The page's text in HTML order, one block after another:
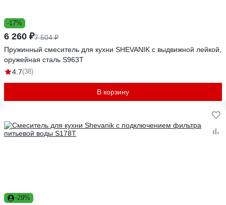
-17%
6 260 ₽7 504 ₽
Пружинный смеситель для кухни SHEVANIK с выдвижной лейкой,
оружейная сталь S963T
4.7(38)
В корзину
-29%